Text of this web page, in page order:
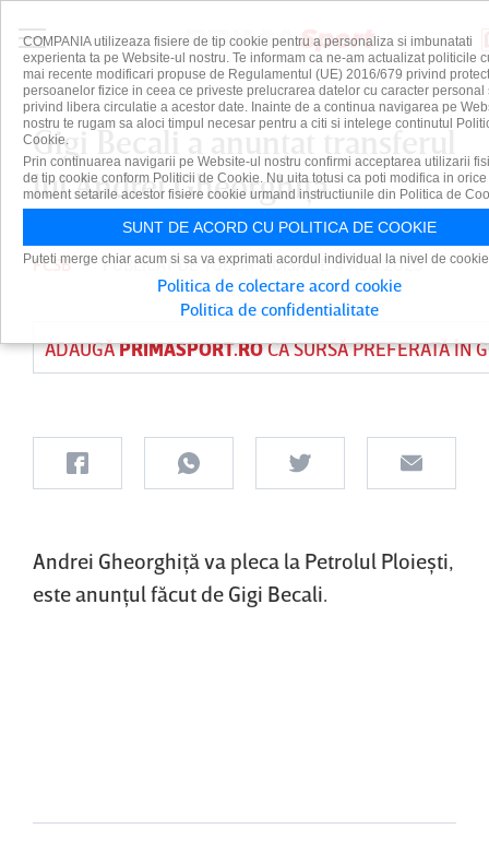
Gigi Becali a anunţat transferul
lui Andrei Gheorghiţă
FCSB PUBLICAT DETUDOR MOISAPE 4 AUG 2025
ADAUGĂPRIMASPORT.ROCA SURSĂ PREFERATĂ ÎN
Andrei Gheorghiţă va pleca la Petrolul Ploieşti,
este anunţul făcut de Gigi Becali.
COMPANIA utilizeaza fisiere de tip cookie pentru a personaliza si imbunatati
experienta ta pe Website-ul nostru. Te informam ca ne-am actualizat politicile
mai recente modificari propuse de Regulamentul (UE) 2016/679 privind
persoanelor fizice in ceea ce priveste prelucrarea datelor cu caracter personal
privind libera circulatie a acestor date. Inainte de a continua navigarea pe
nostru te rugam sa aloci timpul necesar pentru a citi si intelege continutul
Cookie.
Prin continuarea navigarii pe Website-ul nostru confirmi acceptarea utilizarii
de tip cookie conform Politicii de Cookie. Nu uita totusi ca poti modifica in orice
moment setarile acestor fisiere cookie urmand instructiunile din Politica de
SUNT DE ACORD CU POLITICA DE COOKIE
Puteti merge chiar acum si sa va exprimati acordul individual la nivel de
Politica de colectare acord cookie
Politica de confidentialitate